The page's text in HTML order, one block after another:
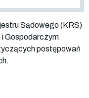
Sądowego (KRS)
i Gospodarczym
postępowań